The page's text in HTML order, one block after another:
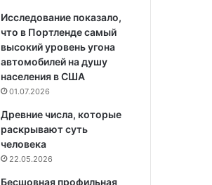
Исследование показало,
что в Портленде самый
высокий уровень угона
автомобилей на душу
населения в США
01.07.2026
Древние числа, которые
раскрывают суть
человека
22.05.2026
Бесшовная профильная